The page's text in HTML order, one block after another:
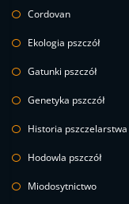
Cordovan
Ekologia pszczół
Gatunki pszczół
Genetyka pszczół
Historia pszczelarstwa
Hodowla pszczół
Miodosytnictwo